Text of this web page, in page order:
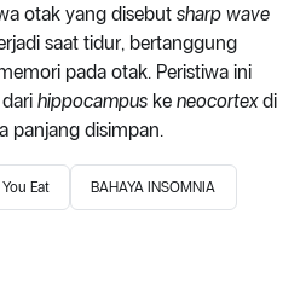
otak yang disebut sharp wave
saat tidur, bertanggung
pada otak. Peristiwa ini
hippocampus ke neocortexdi
panjang disimpan.
Eat BAHAYA INSOMNIA